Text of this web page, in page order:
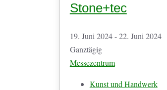
Stone+tec
19. Juni 2024 - 22. Juni 2024
Ganztägig
Messezentrum
Kunst und Handwerk